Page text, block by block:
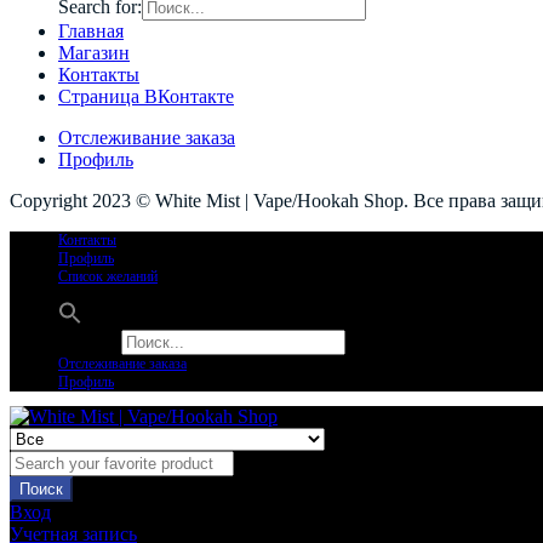
Search for:
Главная
Магазин
Контакты
Страница ВКонтакте
Отслеживание заказа
Профиль
Copyright 2023 © White Mist | Vape/Hookah Shop. Все права
Контакты
Профиль
Список желаний
Отслеживание заказа
Профиль
Поиск
Вход
Учетная запись